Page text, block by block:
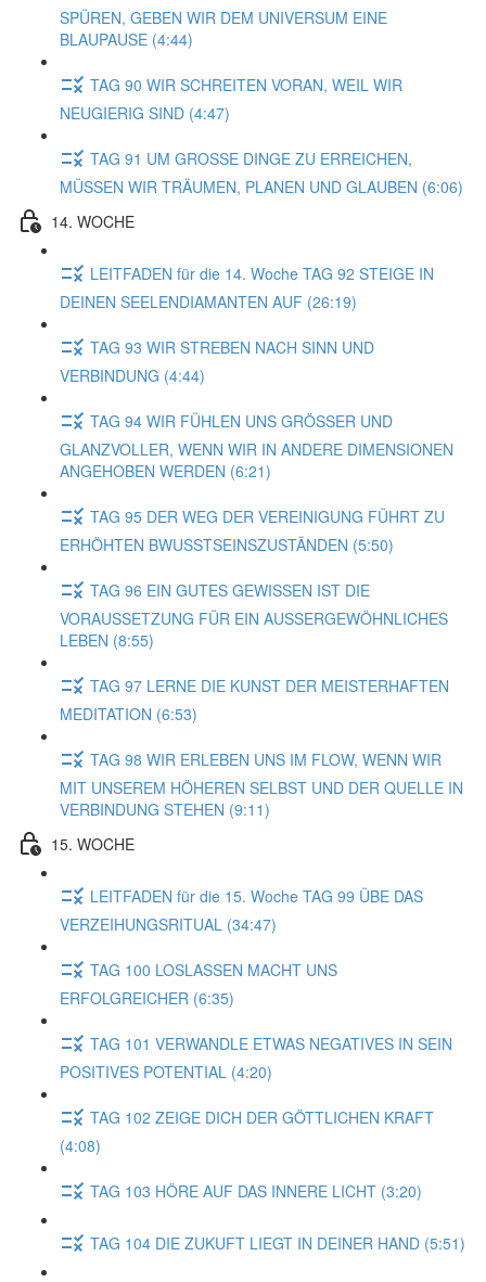
SPÜREN, GEBEN WIR DEM UNIVERSUM EINE
BLAUPAUSE (4:44)
TAG 90 WIR SCHREITEN VORAN, WEIL WIR
NEUGIERIG SIND (4:47)
TAG 91 UM GROSSE DINGE ZU ERREICHEN,
MÜSSEN WIR TRÄUMEN, PLANEN UND GLAUBEN (6:06)
14. WOCHE
LEITFADEN für die 14. Woche TAG 92 STEIGE IN
DEINEN SEELENDIAMANTEN AUF (26:19)
TAG 93 WIR STREBEN NACH SINN UND
VERBINDUNG (4:44)
TAG 94 WIR FÜHLEN UNS GRÖSSER UND
GLANZVOLLER, WENN WIR IN ANDERE DIMENSIONEN
ANGEHOBEN WERDEN (6:21)
TAG 95 DER WEG DER VEREINIGUNG FÜHRT ZU
ERHÖHTEN BWUSSTSEINSZUSTÄNDEN (5:50)
TAG 96 EIN GUTES GEWISSEN IST DIE
VORAUSSETZUNG FÜR EIN AUSSERGEWÖHNLICHES
LEBEN (8:55)
TAG 97 LERNE DIE KUNST DER MEISTERHAFTEN
MEDITATION (6:53)
TAG 98 WIR ERLEBEN UNS IM FLOW, WENN WIR
MIT UNSEREM HÖHEREN SELBST UND DER QUELLE IN
VERBINDUNG STEHEN (9:11)
15. WOCHE
LEITFADEN für die 15. Woche TAG 99 ÜBE DAS
VERZEIHUNGSRITUAL (34:47)
TAG 100 LOSLASSEN MACHT UNS
ERFOLGREICHER (6:35)
TAG 101 VERWANDLE ETWAS NEGATIVES IN SEIN
POSITIVES POTENTIAL (4:20)
TAG 102 ZEIGE DICH DER GÖTTLICHEN KRAFT
(4:08)
TAG 103 HÖRE AUF DAS INNERE LICHT (3:20)
TAG 104 DIE ZUKUFT LIEGT IN DEINER HAND (5:51)